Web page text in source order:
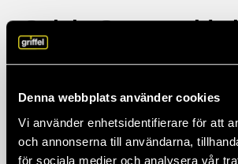
Denna webbplats använder cookies
Vi använder enhetsidentifierare för att
och annonserna till användarna,
för sociala medier och analysera vår
Galvin Green valde
partner för global